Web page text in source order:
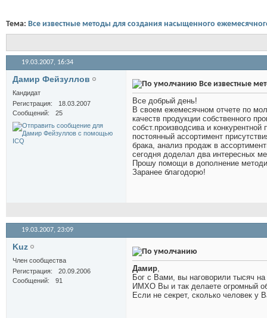
Тема: Все известные методы для создания насыщенного
19.03.2007, 16:34
Дамир Фейзуллов
Кандидат
Регистрация
18.03.2007
Сообщений
25
Все известные
Все добрый день!
В своем ежемесячном отчете по
качеств продукции собственного
собст.производсива и
постоянный ассортимент
брака, анализ продаж в
сегодня доделал два интересных
Прошу помощи в дополнение
Заранее благодорю!
19.03.2007, 23:09
Kuz
Член сообщества
Регистрация
20.09.2006
Сообщений
91
Дамир,
Бог с Вами, вы наговорили тысяч
ИМХО Вы и так делаете огромный
Если не секрет, сколько человек у